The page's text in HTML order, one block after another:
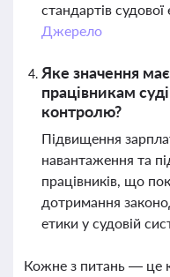
стандартів
Джерело
Яке значення
працівникам
контролю?
Підвищення
навантаження та
працівників, що
дотримання
етики у судовій
Кожне з питань — це